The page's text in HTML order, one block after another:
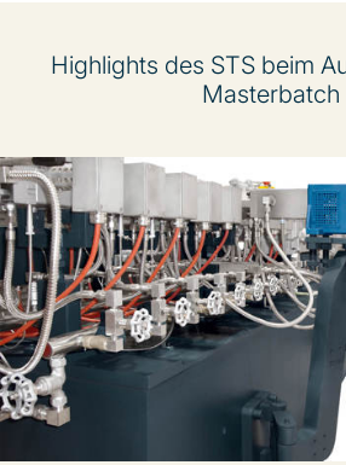
Highlights des STS beim
Masterbatch